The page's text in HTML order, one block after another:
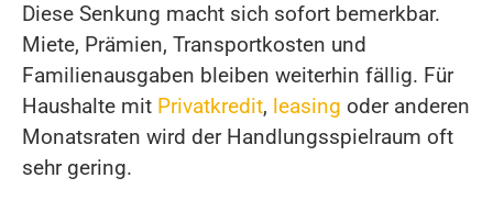
Diese Senkung macht sich sofort bemerkbar.
Miete, Prämien, Transportkosten und
Familienausgaben bleiben weiterhin fällig. Für
Haushalte mit Privatkredit, leasing oder anderen
Monatsraten wird der Handlungsspielraum oft
sehr gering.